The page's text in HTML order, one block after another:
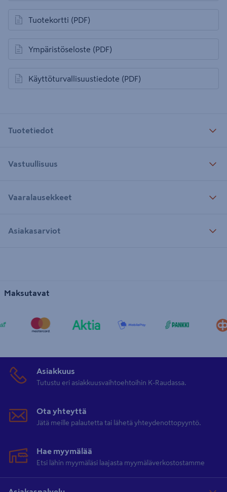
Tuotekortti (PDF)
avautuu uuteen välilehteen
Ympäristöseloste (PDF)
avautuu uuteen välilehteen
Käyttöturvallisuustiedote (PDF)
avautuu uuteen välilehteen
Tuotetiedot
Vastuullisuus
Vaaralausekkeet
Asiakasarviot
Maksutavat
Asiakkuus
Tutustu eri asiakkuusvaihtoehtoihin K-Raudassa.
Ota yhteyttä
Jätä meille palautetta tai lähetä yhteydenottopyyntö.
Hae myymälää
Etsi lähin myymäläsi laajasta myymäläverkostostamme